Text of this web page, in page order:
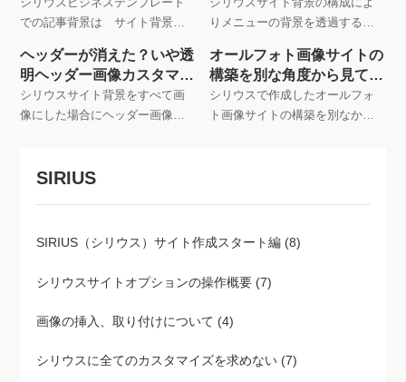
同色にすることが出来ますが
記事背景をオールフォト画像に
した場合は カラーコード設定
で記事背景部分を透明化します
要がある場合のカスタマイズを
ご案内します 今回はビジネス
テンプレートを対象としていま
す
ヘッダーが消えた？いや透
ズです
シリウスサイト背景をすべて画
像にした場合にヘッダー画像を
消してみます 削除ではなく透
明にカスタマイズすると上級テ
ださい ヘッダー画像スタイルも
透明化すればタイトル背景が画
オールフォト画像サイトの
ます
シリウスで作成したオールフォ
ト画像サイトの構築を別なかく
どから見てみますとまたＭＴＭ
Ｌ上級テンプレートデザインに
SIRIUS（シリウス）サイト作成スタート編 (8)
シリウスサイトオプションの操作概要 (7)
画像の挿入、取り付けについて (4)
シリウスに全てのカスタマイズを求めない (7)
シリウスで推奨するエックスサーバーは、初心者でも使い